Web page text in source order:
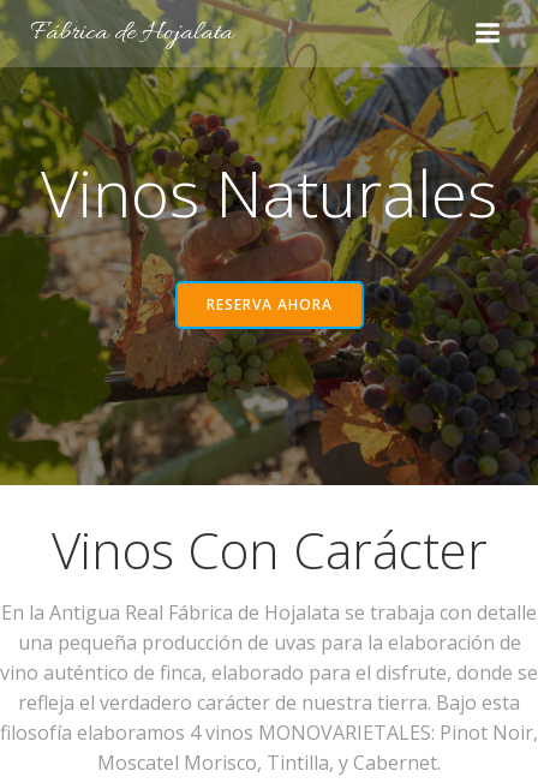
Saltar
al
contenido
Fábrica de Hojalata
Vinos Naturales
RESERVA AHORA
Vinos Con Carácter
En la Antigua Real Fábrica de Hojalata se trabaja con detalle
una pequeña producción de uvas para la elaboración de
vino auténtico de finca, elaborado para el disfrute, donde se
refleja el verdadero carácter de nuestra tierra. Bajo esta
filosofía elaboramos 4 vinos MONOVARIETALES: Pinot Noir,
Moscatel Morisco, Tintilla, y Cabernet.